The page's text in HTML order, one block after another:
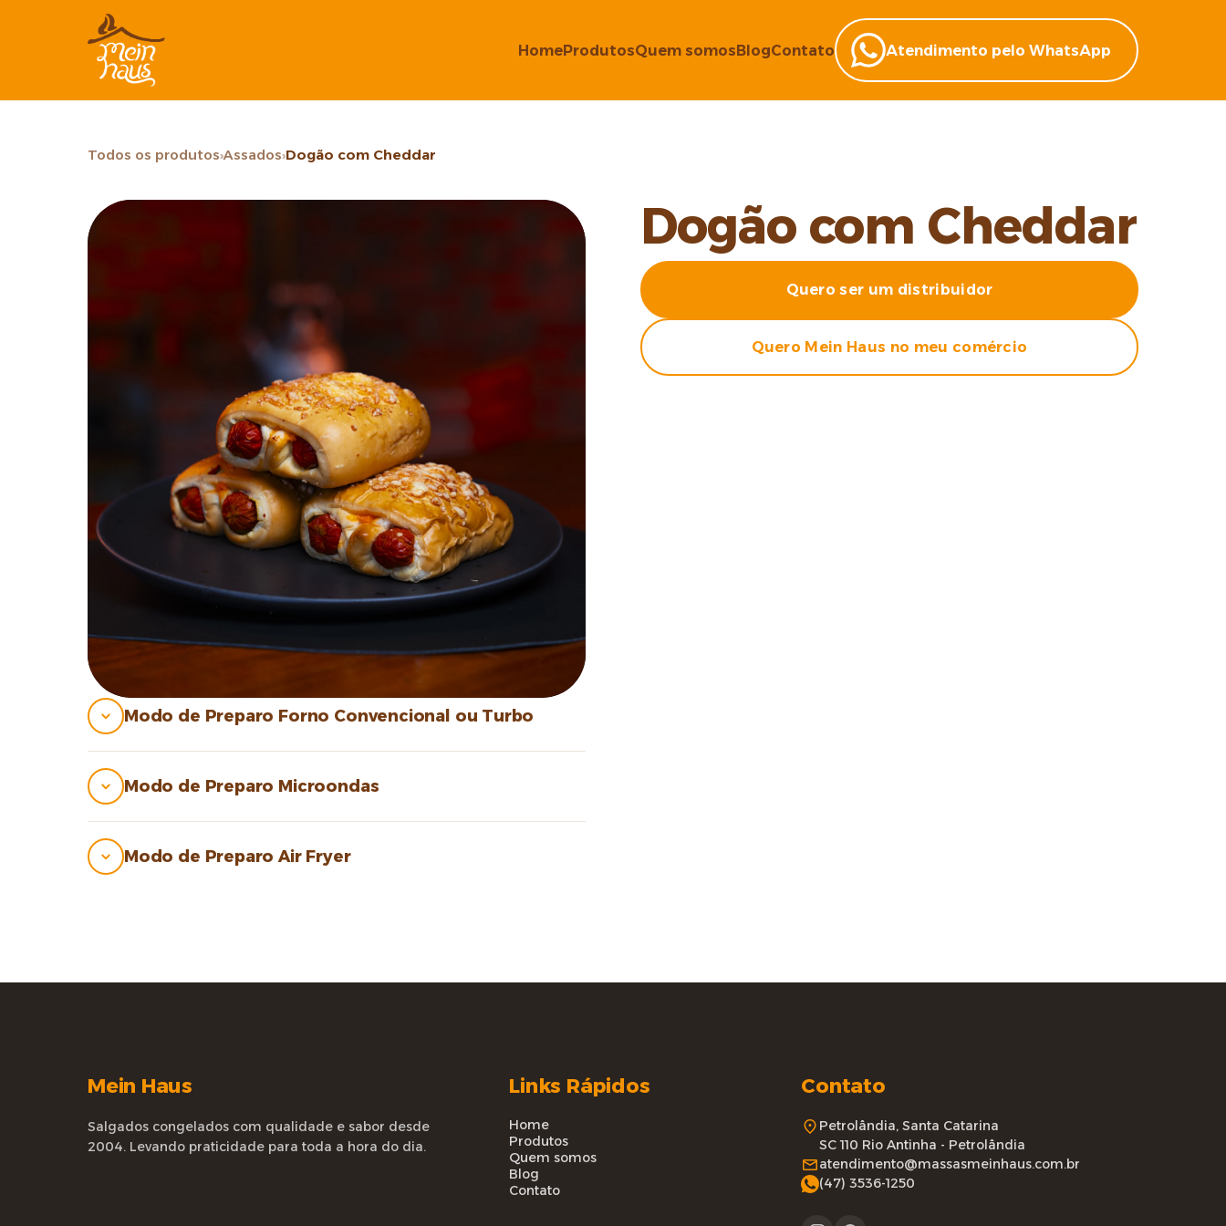
HomeProdutosQuem somosBlogContato Atendimento pelo WhatsApp
Todos os produtos›Assados›Dogão com Cheddar
Modo de Preparo Forno Convencional ou Turbo
Modo de Preparo Microondas
Modo de Preparo Air Fryer
Dogão com Cheddar
Quero ser um distribuidor
Quero Mein Haus no meu comércio
Mein Haus
Salgados congelados com qualidade e sabor desde
2004. Levando praticidade para toda a hora do dia.
Links Rápidos
Home
Produtos
Quem somos
Blog
Contato
Contato
Petrolândia, Santa Catarina
SC 110 Rio Antinha - Petrolândia
atendimento@massasmeinhaus.com.br
(47) 3536-1250